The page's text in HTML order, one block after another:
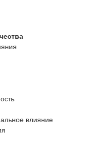
влияние